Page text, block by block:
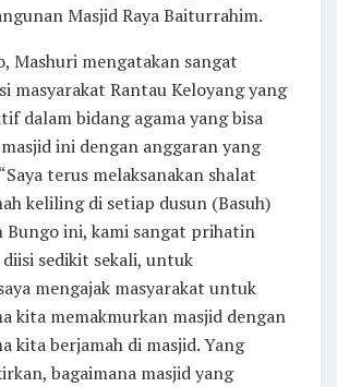
Masjid Raya Baiturrahim.
Mashuri mengatakan sangat
masyarakat Rantau Keloyang yang
dalam bidang agama yang bisa
ini dengan anggaran yang
terus melaksanakan shalat
keliling di setiap dusun (Basuh)
Bungo ini, kami sangat prihatin
diisi sedikit sekali, untuk
mengajak masyarakat untuk
kita memakmurkan masjid dengan
kita berjamah di masjid. Yang
bagaimana masjid yang